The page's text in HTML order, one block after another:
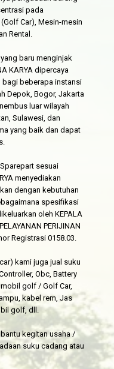
pada
Car), Mesin-mesin
Rental.
baru menginjak
KARYA dipercaya
bagi beberapa instansi
Depok, Bogor, Jakarta
luar wilayah
Sulawesi, dan
yang baik dan dapat
sesuai
menyediakan
dengan kebutuhan
spesifikasi
oleh KEPALA
PERIJINAN
Registrasi 0158.03.
kami juga jual suku
Obc, Battery
golf / Golf Car,
kabel rem, Jas
golf, dll.
kegitan usaha /
suku cadang atau